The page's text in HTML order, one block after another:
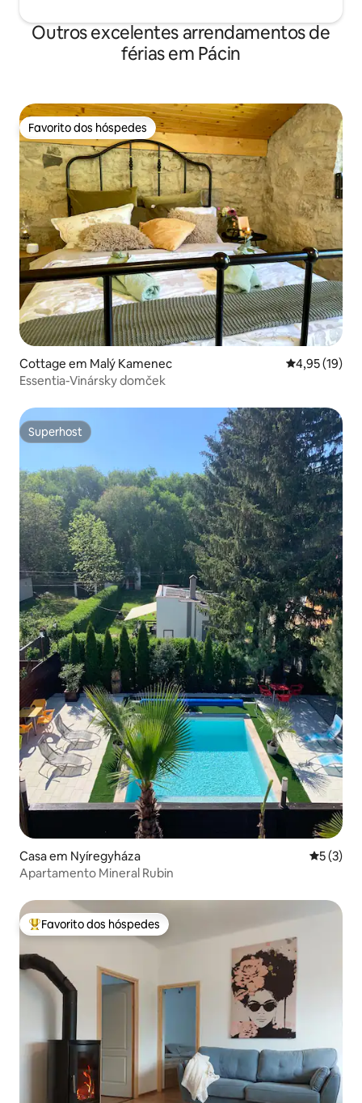
Outros excelentes arrendamentos de
férias em Pácin
Favorito dos hóspedes
Favorito dos hóspedes
Cottage em Malý Kamenec Classificação
4,95 (19)
Essentia-Vinársky domček
Superhost
Superhost
Casa em Nyíregyháza
5 (3)
Apartamento Mineral Rubin
Favoritos dos hóspedes mais apreciados
Favorito dos hóspedes